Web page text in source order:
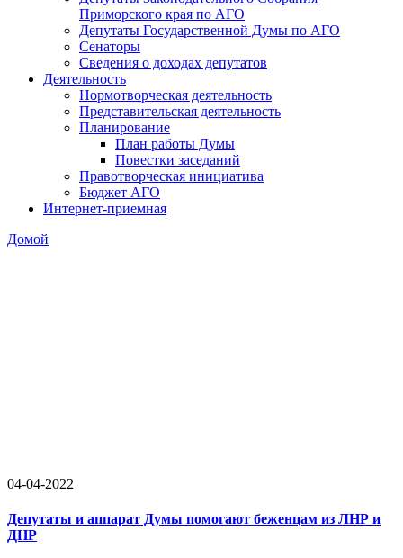
Приморского края по АГО
Депутаты Государственной Думы по АГО
Сенаторы
Сведения о доходах депутатов
Деятельность
Нормотворческая деятельность
Представительская деятельность
Планирование
План работы Думы
Повестки заседаний
Правотворческая инициатива
Бюджет АГО
Интернет-приемная
Домой
04-04-2022
Депутаты и аппарат Думы помогают беженцам из ЛНР и
ДНР